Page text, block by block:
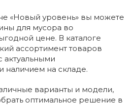
«Новый уровень» вы можете
для мусора во
цене. В каталоге
ассортимент товаров
актуальными
наличием на складе.
варианты и модели,
оптимальное решение в